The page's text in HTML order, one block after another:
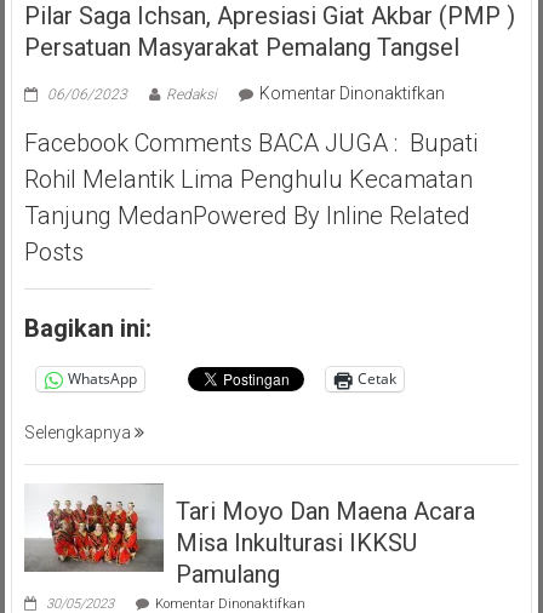
Pilar Saga Ichsan, Apresiasi Giat Akbar (PMP )
Persatuan Masyarakat Pemalang Tangsel
06/06/2023 Redaksi Komentar Dinonaktifkanpada
Saga
Apresiasi
Giat
Facebook Comments BACA JUGA : Bupati
Rohil Melantik Lima Penghulu Kecamatan
Tanjung MedanPowered By Inline Related
Posts
Bagikan ini:
WhatsApp Cetak
Selengkapnya
Tari Moyo Dan Maena Acara
Misa Inkulturasi IKKSU
Pamulang
30/05/2023 Komentar Dinonaktifkanpada